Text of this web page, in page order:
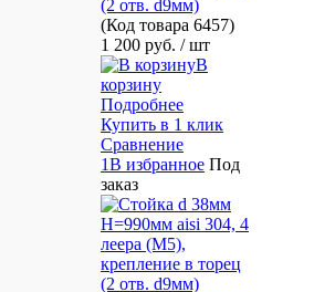
(2 отв. d9мм)
(Код товара 6457)
1 200 руб. / шт
В
корзину
Подробнее
Купить в 1 клик
Сравнение
1В избранное Под
заказ